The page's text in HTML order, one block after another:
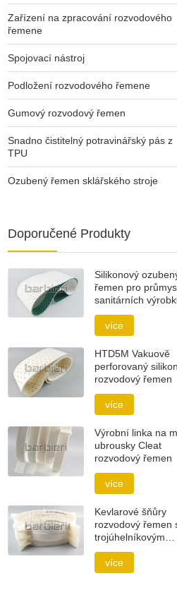
Zařízení na zpracování rozvodového
řemene
Spojovací nástroj
Podložení rozvodového řemene
Gumový rozvodový řemen
Snadno čistitelný potravinářský pás z
TPU
Ozubený řemen sklářského stroje
Doporučené Produkty
Silikonový
řemen pro
sanitárních
více
HTD5M Vakuově
perforovaný
rozvodový řemen
více
Výrobní linka na
ubrousky Cleat
rozvodový řemen
více
Kevlarové šňůry
rozvodový řemen
trojúhelníkovým
profilem
více